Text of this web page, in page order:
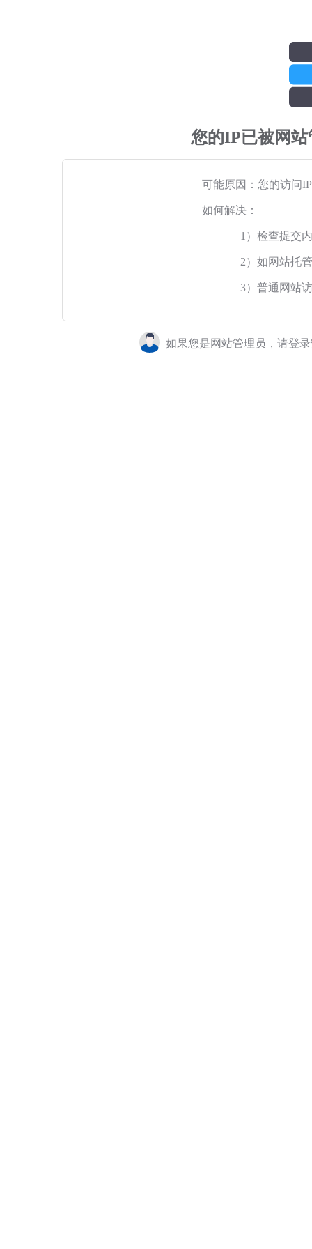
您的IP已被网
可能原因：您的访问
如何解决：
1）检查提交
2）如网站托
3）普通网站
如果您是网站管理员，请登